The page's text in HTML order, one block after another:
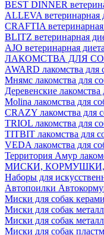
BEST DINNER
ALLEVA ветеринарная
CRAFTIA ветеринарная
BLITZ ветеринарная
AJO ветеринарная
ЛАКОМСТВА ДЛЯ
AWARD лакомства для
Мнямс лакомства для
Деревенские лакомства
Molina лакомства для
CRAZY лакомства для
TRIOL лакомства для
TITBIT лакомства для
VEDA лакомства для
Территория Амур
МИСКИ,
Наборы для
Автопоилки
Миски для собак
Миски для собак
Миски для собак
Миски для собак